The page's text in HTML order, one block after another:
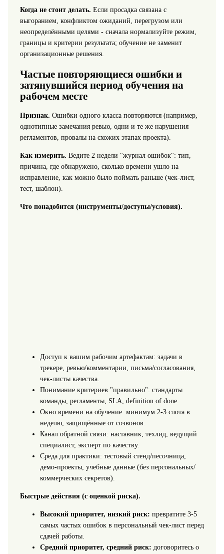
Когда не стоит делать. Если просадка связана с
выгоранием, конфликтом ожиданий, перегрузом или
неопределёнными целями - сначала нормализуйте режим,
границы и критерии результата; обучение не заменит
организационные решения.
Частые повторяющиеся ошибки и
затянувшийся период обучения на
рабочем месте
Признак. Ошибки одного класса повторяются (например,
однотипные замечания ревью, одни и те же нарушения
регламентов, провалы на схожих этапах проекта).
Как измерить. Ведите 2 недели "журнал ошибок": тип,
причина, где обнаружено, сколько времени ушло на
исправление, как можно было поймать раньше (чек-лист,
тест, шаблон).
Что понадобится (инструменты/доступы/условия).
Доступ к вашим рабочим артефактам: задачи в
трекере, ревью/комментарии, письма/согласования,
чек-листы качества.
Понимание критериев "правильно": стандарты
команды, регламенты, SLA, definition of done.
Окно времени на обучение: минимум 2-3 слота в
неделю, защищённые от созвонов.
Канал обратной связи: наставник, техлид, ведущий
специалист, эксперт по качеству.
Среда для практики: тестовый стенд/песочница,
демо-проекты, учебные данные (без персональных/
коммерческих секретов).
Быстрые действия (с оценкой риска).
Высокий приоритет, низкий риск: превратите 3-5
самых частых ошибок в персональный чек-лист перед
сдачей работы.
Средний приоритет, средний риск: договоритесь о